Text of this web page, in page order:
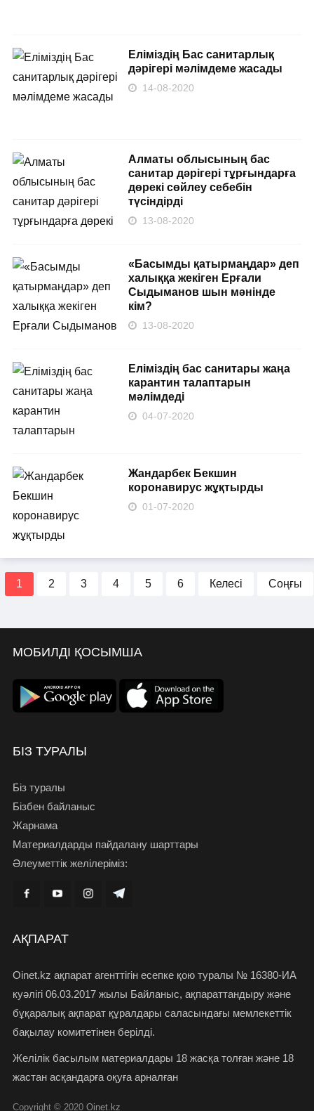
Еліміздің Бас санитарлық
дәрігері мәлімдеме жасады
14-08-2020
Алматы облысының бас
санитар дәрігері тұрғындарға
дөрекі сөйлеу себебін
түсіндірді
13-08-2020
«Басымды қатырмаңдар» деп
халыққа жекіген Ерғали
Сыдыманов шын мәнінде
кім?
13-08-2020
Еліміздің бас санитары жаңа
карантин талаптарын
мәлімдеді
04-07-2020
Жандарбек Бекшин
коронавирус жұқтырды
01-07-2020
1 2 3 4 5 6 Келесі Соңғы
МОБИЛДІ ҚОСЫМША
БІЗ ТУРАЛЫ
Біз туралы
Бізбен байланыс
Жарнама
Материалдарды пайдалану шарттары
Әлеуметтік желілеріміз:
АҚПАРАТ
Oinet.kz ақпарат агенттігін есепке қою туралы № 16380-ИА
куәлігі 06.03.2017 жылы Байланыс, ақпараттандыру және
бұқаралық ақпарат құралдары саласындағы мемлекеттік
бақылау комитетінен берілді.
Желілік басылым материалдары 18 жасқа толған және 18
жастан асқандарға оқуға арналған
Copyright © 2020 Oinet.kz